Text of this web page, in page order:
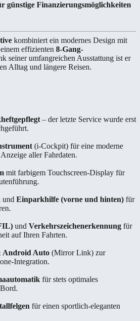
günstige Finanzierungsmöglichkeiten
kombiniert ein modernes Design mit
effizienten 8-Gang-
seiner umfangreichen Ausstattung ist er
Alltag und längere Reisen.
– der letzte Service wurde erst
(i-Cockpit) für eine moderne
aller Fahrdaten.
mit farbigem Touchscreen-Display für
und Einparkhilfe (vorne und hinten) für
und Verkehrszeichenerkennung für
auf Ihren Fahrten.
Android Auto (Mirror Link) zur
Integration.
für stets optimales
für einen sportlich-eleganten